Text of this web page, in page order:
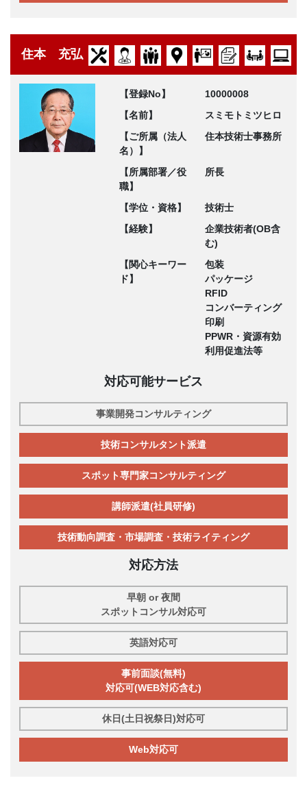
住本 充弘
【登録No】
10000008
【名前】
スミモトミツヒロ
【ご所属（法人
名）】
住本技術士事務所
【所属部署／役
職】
所長
【学位・資格】
技術士
【経験】
企業技術者(OB含
む)
【関心キーワー
ド】
包装
パッケージ
RFID
コンバーティング
印刷
PPWR・資源有効
利用促進法等
対応可能サービス
事業開発コンサルティング
技術コンサルタント派遣
スポット専門家コンサルティング
講師派遣(社員研修)
技術動向調査・市場調査・技術ライティング
対応方法
早朝 or 夜間
スポットコンサル対応可
英語対応可
事前面談(無料)
対応可(WEB対応含む)
休日(土日祝祭日)対応可
Web対応可